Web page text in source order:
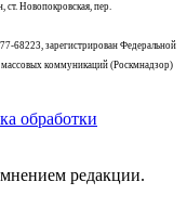
Новопокровская, пер.
68223, зарегистрирован Федеральной
коммуникаций (Роскмнадзор)
обработки
редакции.